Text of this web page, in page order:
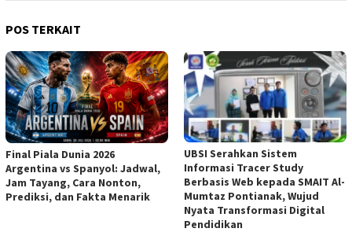
POS TERKAIT
Final Piala Dunia 2026
Argentina vs Spanyol: Jadwal,
Jam Tayang, Cara Nonton,
Prediksi, dan Fakta Menarik
UBSI Serahkan Sistem
Informasi Tracer Study
Berbasis Web kepada SMAIT Al-
Mumtaz Pontianak, Wujud
Nyata Transformasi Digital
Pendidikan